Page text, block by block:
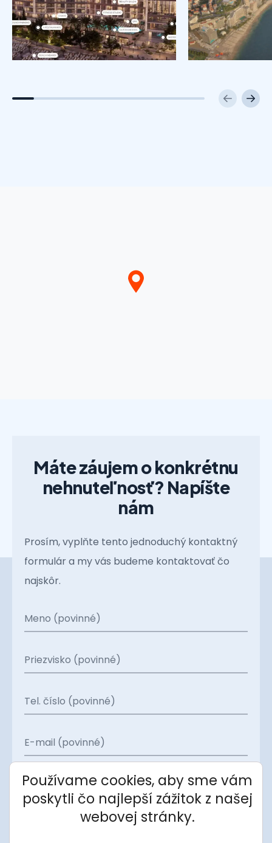
Máte záujem o konkrétnu
nehnuteľnosť? Napíšte
nám
Prosím, vyplňte tento jednoduchý kontaktný
formulár a my vás budeme kontaktovať čo
najskôr.
Meno (povinné)
Priezvisko (povinné)
Tel. číslo (povinné)
E-mail (povinné)
Používame cookies, aby sme vám
poskytli čo najlepší zážitok z našej
webovej stránky.